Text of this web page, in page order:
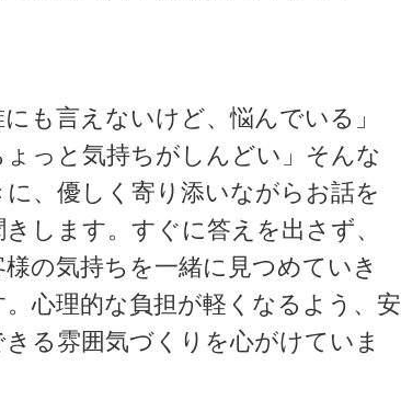
にも言えないけど、悩んでいる」
ょっと気持ちがしんどい」そんな
に、優しく寄り添いながらお話を
きします。すぐに答えを出さず、
様の気持ちを一緒に見つめていき
。心理的な負担が軽くなるよう、安
きる雰囲気づくりを心がけていま